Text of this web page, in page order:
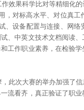
效果科学比对等精细化
，对标高水平、对位真
、设备配置与连接、网
、中英文技术文档阅读
工作职业素养，在检验
此次大赛的举办加强了
流看齐，真正验证了职